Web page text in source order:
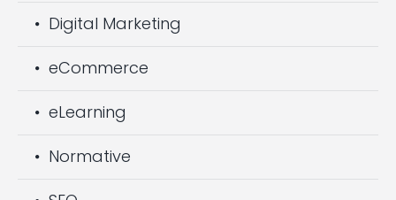
Digital Marketing
eCommerce
eLearning
Normative